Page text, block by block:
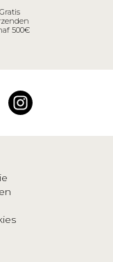
Gratis
500€